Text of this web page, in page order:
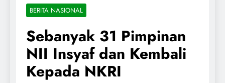
BERITA NASIONAL
Sebanyak 31 Pimpinan
NII Insyaf dan Kembali
Kepada NKRI